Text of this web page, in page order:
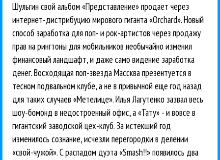
Шульгин свой альбом «Представление» продает через
интернет-дистрибуцию мирового гиганта «Orchard». Новый
способ заработка для поп- и рок-артистов через продажу
прав на рингтоны для мобильников необычайно изменил
финансовый ландшафт, и даже само видение заработка
денег. Восходящая поп-звезда Массква презентуется в
тесном подвальном клубе, а не в привычной еще год назад
для таких случаев «Метелице». Илья Лагутенко зазвал весь
шоу-бомонд в недостроенный офис, а «Тату» - и вовсе в
гигантский заводской цех-клуб. За истекший год
изменилось сознание, исчезли перегородки в делении
«свой-чужой». С распадом дуэта «Smash!!» появилось два